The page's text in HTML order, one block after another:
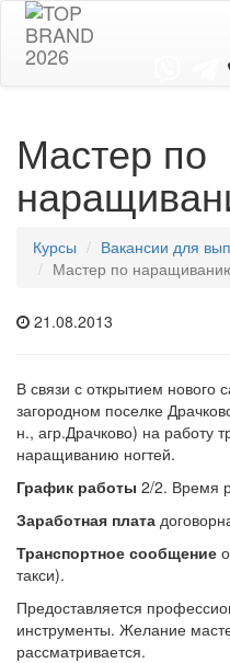
Мастер по
Курсы
Вакансии для
Мастер по
21.08.2013
В связи с открытием нового
загородном поселке
н., агр.Драчково) на работу
наращиванию ногтей.
График работы 2/2. Время
Заработная плата
Транспортное сообщение
такси).
Предоставляется
инструменты. Желание
рассматривается.